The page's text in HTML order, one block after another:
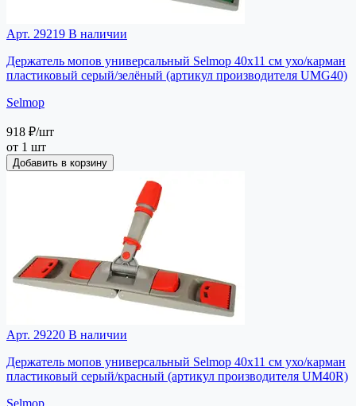
Арт. 29219 В наличии
Держатель мопов универсальный Selmop 40х11 см ухо/карман
пластиковый серый/зелёный (артикул производителя UMG40)
Selmop
918 ₽/шт
от 1 шт
Добавить в корзину
Арт. 29220 В наличии
Держатель мопов универсальный Selmop 40х11 см ухо/карман
пластиковый серый/красный (артикул производителя UM40R)